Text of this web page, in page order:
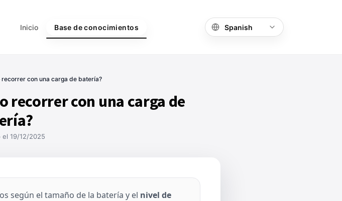
Inicio Base de conocimientos
con una carga de batería?
recorrer con una carga de
el 19/12/2025
según el tamaño de la batería y el nivel de